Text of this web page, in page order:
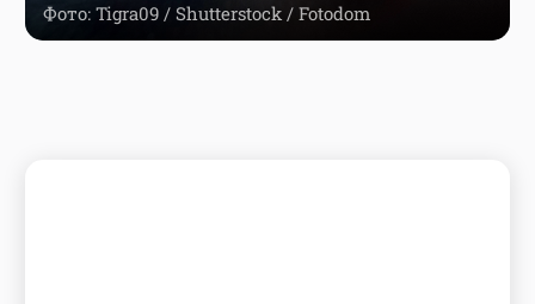
Фото: Tigra09 / Shutterstock / Fotodom